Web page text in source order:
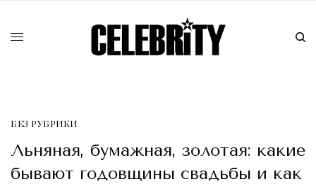
БЕЗ РУБРИКИ
Льняная, бумажная, золотая: какие
бывают годовщины свадьбы и как